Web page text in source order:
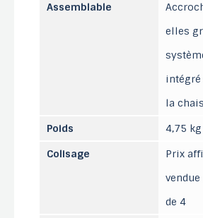
Assemblable
elles
intégré
la
Poids
4,75 kg
Colisage
Prix
de 4